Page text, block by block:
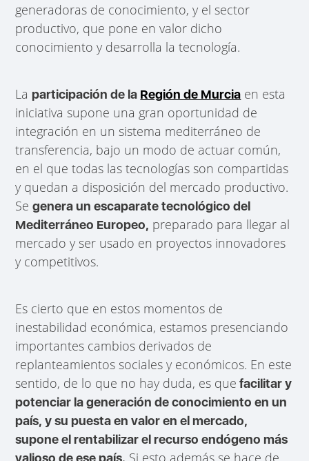
generadoras de conocimiento, y el sector
productivo, que pone en valor dicho
conocimiento y desarrolla la tecnología.
Laparticipación de la Región de Murcia en esta
iniciativa supone una gran oportunidad de
integración en un sistema mediterráneo de
transferencia, bajo un modo de actuar común,
en el que todas las tecnologías son compartidas
y quedan a disposición del mercado productivo.
Segenera un escaparate tecnológico del
Mediterráneo Europeo, preparado para llegar al
mercado y ser usado en proyectos innovadores
y competitivos.
Es cierto que en estos momentos de
inestabilidad económica, estamos presenciando
importantes cambios derivados de
replanteamientos sociales y económicos. En este
sentido, de lo que no hay duda, es que facilitar y
potenciar la generación de conocimiento en un
país, y su puesta en valor en el mercado,
supone el rentabilizar el recurso endógeno más
valioso de ese país. Si esto además se hace de